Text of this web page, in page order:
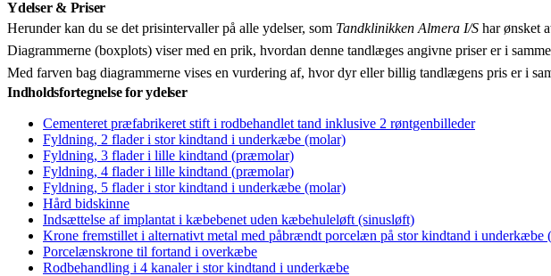
+
−
Ydelser & Priser
Herunder kan du se det prisintervaller på alle ydelser, som Tandklinikken Almera I/S har ønsket
Diagrammerne (boxplots) viser med en prik, hvordan denne tandlæges angivne priser er i
Med farven bag diagrammerne vises en vurdering af, hvor dyr eller billig tandlægens pris er i
Indholdsfortegnelse for ydelser
Cementeret præfabrikeret stift i rodbehandlet tand inklusive 2 røntgenbilleder
Fyldning, 2 flader i stor kindtand i underkæbe (molar)
Fyldning, 3 flader i lille kindtand (præmolar)
Fyldning, 4 flader i lille kindtand (præmolar)
Fyldning, 5 flader i stor kindtand i underkæbe (molar)
Hård bidskinne
Indsættelse af implantat i kæbebenet uden kæbehuleløft (sinusløft)
Krone fremstillet i alternativt metal med påbrændt porcelæn på stor kindtand i underkæbe
Porcelænskrone til fortand i overkæbe
Rodbehandling i 4 kanaler i stor kindtand i underkæbe